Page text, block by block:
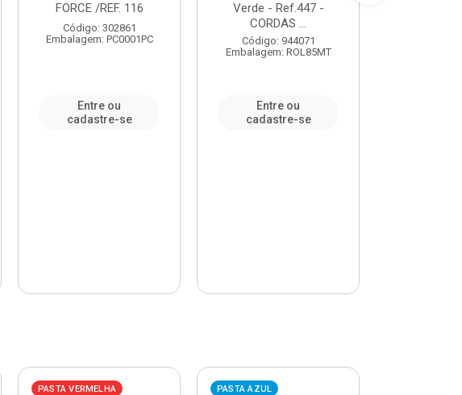
FORCE /REF. 116
Código: 302861
Embalagem: PC0001PC
Entre ou
cadastre-se
Verde - Ref.447 -
CORDAS ...
Código: 944071
Embalagem: ROL85MT
Entre ou
cadastre-se
PASTA VERMELHA PASTA AZUL